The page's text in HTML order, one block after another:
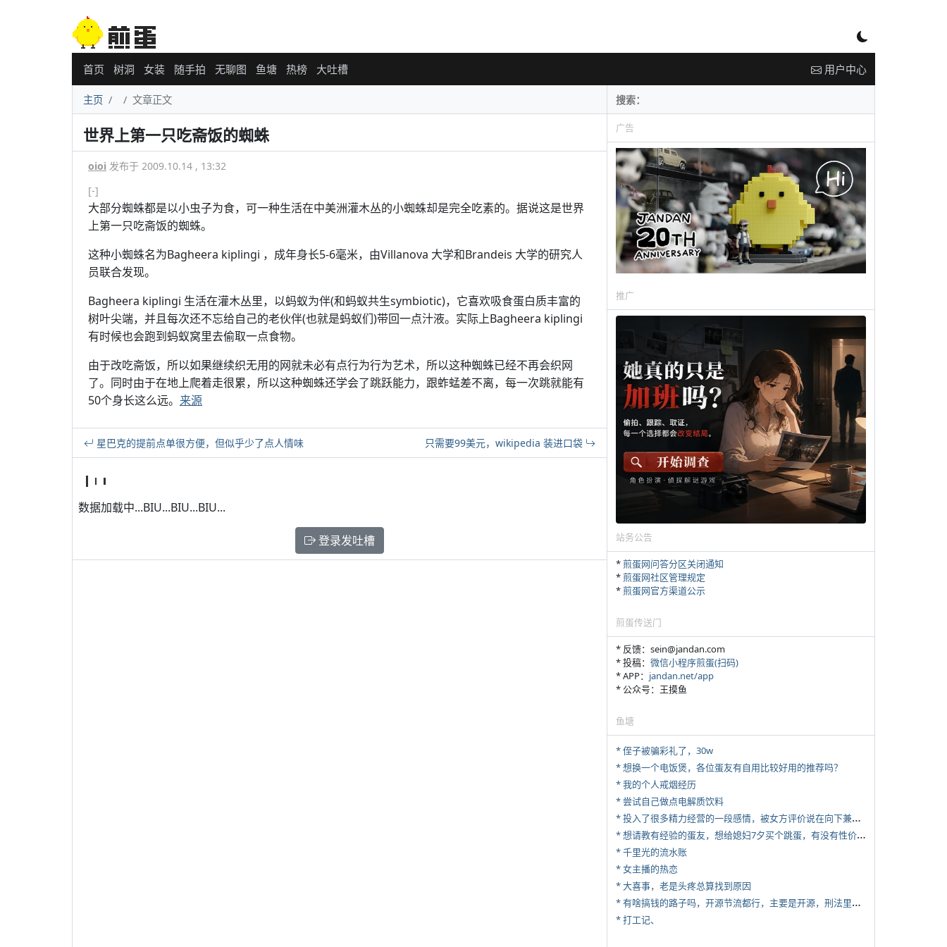
首页 树洞 女装 随手拍 无聊图 鱼塘 热榜 大吐槽 用户中心
主页 文章正文
世界上第一只吃斋饭的蜘蛛
oioi 发布于 2009.10.14 , 13:32
[-]
大部分蜘蛛都是以小虫子为食，可一种生活在中美洲灌木丛的小蜘蛛却是完全吃素的。据说这是世界
上第一只吃斋饭的蜘蛛。
这种小蜘蛛名为Bagheera kiplingi ，成年身长5-6毫米，由Villanova 大学和Brandeis 大学的研究人
员联合发现。
Bagheera kiplingi 生活在灌木丛里，以蚂蚁为伴(和蚂蚁共生symbiotic)，它喜欢吸食蛋白质丰富的
树叶尖端，并且每次还不忘给自己的老伙伴(也就是蚂蚁们)带回一点汁液。实际上Bagheera kiplingi
有时候也会跑到蚂蚁窝里去偷取一点食物。
由于改吃斋饭，所以如果继续织无用的网就未必有点行为行为艺术，所以这种蜘蛛已经不再会织网
了。同时由于在地上爬着走很累，所以这种蜘蛛还学会了跳跃能力，跟蚱蜢差不离，每一次跳就能有
50个身长这么远。 来源
星巴克的提前点单很方便，但似乎少了点人情味 只需要99美元，wikipedia 装进口袋
数据加载中...BIU...BIU...BIU...
登录发吐槽
广告
推广
站务公告
*煎蛋网问答分区关闭通知
*煎蛋网社区管理规定
*煎蛋网官方渠道公示
煎蛋传送门
* 反馈：sein@jandan.com
* 投稿： 微信小程序煎蛋(扫码)
* APP： jandan.net/app
* 公众号：王摸鱼
鱼塘
* 侄子被骗彩礼了，30w
* 想换一个电饭煲，各位蛋友有自用比较好用的推荐吗？
* 我的个人戒烟经历
* 尝试自己做点电解质饮料
*
投入了很多精力经营的一段感情，被女方评价说在向下兼容我，感觉有点破防
*
想请教有经验的蛋友，想给媳妇7夕买个跳蛋，有没有性价比高的推荐
* 千里光的流水账
* 女主播的热恋
* 大喜事，老是头疼总算找到原因
*
有啥搞钱的路子吗，开源节流都行，主要是开源，刑法里的咱不做
* 打工记、